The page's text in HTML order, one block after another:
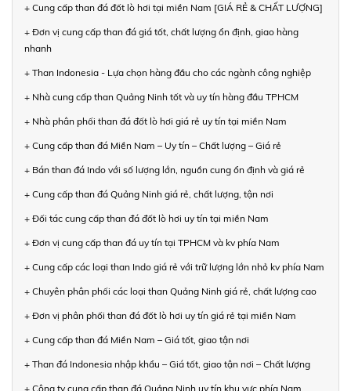
+ Cung cấp than đá đốt lò hơi tại miền Nam [GIÁ RẺ & CHẤT LƯỢNG]
+ Đơn vị cung cấp than đá giá tốt, chất lượng ổn định, giao hàng
nhanh
+ Than Indonesia - Lựa chọn hàng đầu cho các ngành công nghiệp
+ Nhà cung cấp than Quảng Ninh tốt và uy tín hàng đầu TPHCM
+ Nhà phân phối than đá đốt lò hơi giá rẻ uy tín tại miền Nam
+ Cung cấp than đá Miền Nam – Uy tín – Chất lượng – Giá rẻ
+ Bán than đá Indo với số lượng lớn, nguồn cung ổn định và giá rẻ
+ Cung cấp than đá Quảng Ninh giá rẻ, chất lượng, tận nơi
+ Đối tác cung cấp than đá đốt lò hơi uy tín tại miền Nam
+ Đơn vị cung cấp than đá uy tín tại TPHCM và kv phía Nam
+ Cung cấp các loại than Indo giá rẻ với trữ lượng lớn nhỏ kv phía Nam
+ Chuyên phân phối các loại than Quảng Ninh giá rẻ, chất lượng cao
+ Đơn vị phân phối than đá đốt lò hơi uy tín giá rẻ tại miền Nam
+ Cung cấp than đá Miền Nam – Giá tốt, giao tận nơi
+ Than đá Indonesia nhập khẩu – Giá tốt, giao tận nơi – Chất lượng
+ Công ty cung cấp than đá Quảng Ninh uy tín khu vực phía Nam